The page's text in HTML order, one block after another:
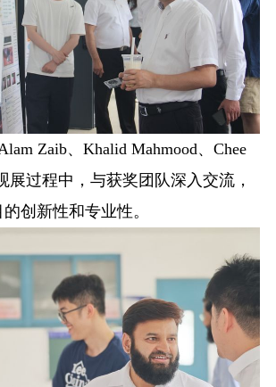
Zaib、 Khalid Mahmood、 Chee
展过程中，与获奖团队深入 交流，
创新性和专业性。